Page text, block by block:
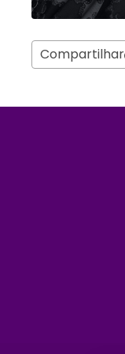
Compartilhar